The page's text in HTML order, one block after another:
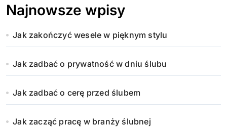
Najnowsze wpisy
Jak zakończyć wesele w pięknym stylu
Jak zadbać o prywatność w dniu ślubu
Jak zadbać o cerę przed ślubem
Jak zacząć pracę w branży ślubnej